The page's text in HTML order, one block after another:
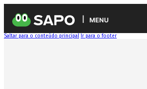
MENU
Saltar para o conteúdo principal Ir para o footer